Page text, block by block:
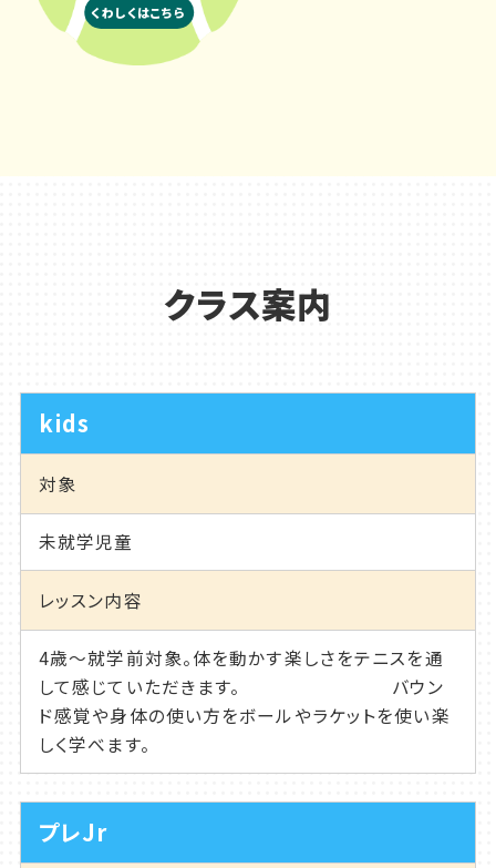
くわしくはこちら
クラス案内
kids
対象
未就学児童
レッスン内容
4歳～就学前対象。体を動かす楽しさをテニスを通
して感じていただきます。 バウン
ド感覚や身体の使い方をボールやラケットを使い楽
しく学べます。
プレJr